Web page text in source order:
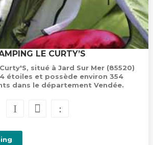
LE CURTY’S
situé à Jard Sur Mer (85520)
étoiles et possède environ 354
dans le département Vendée.